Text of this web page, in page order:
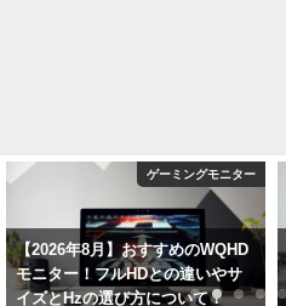
ゲーミングモニター
【2026年8月】おすすめのWQHD
モニター！フルHDとの違いやサ
イズとHzの選び方について！